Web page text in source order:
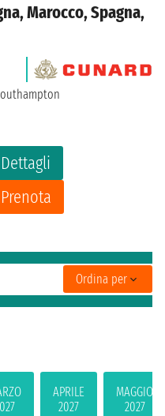
APRILE
2027
MAGGIO
2027
Marocco, Spagna,
Dettagli
Prenota
Ordina per